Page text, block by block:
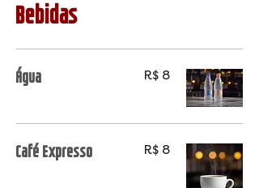
Bebidas
Água R$ 8
Café Expresso R$ 8